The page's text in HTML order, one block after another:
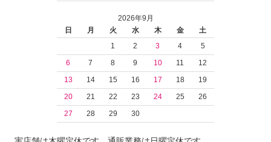
2026年9月
日
月 火 水 木 金
土
1
2 3 4
5
6
7 8 9 10 11
12
13
14 15 16 17 18
19
20
21 22 23 24 25
26
27
28 29 30